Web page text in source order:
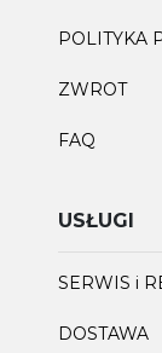
POLITYKA
ZWROT
FAQ
USŁUGI
SERWIS i
DOSTAWA